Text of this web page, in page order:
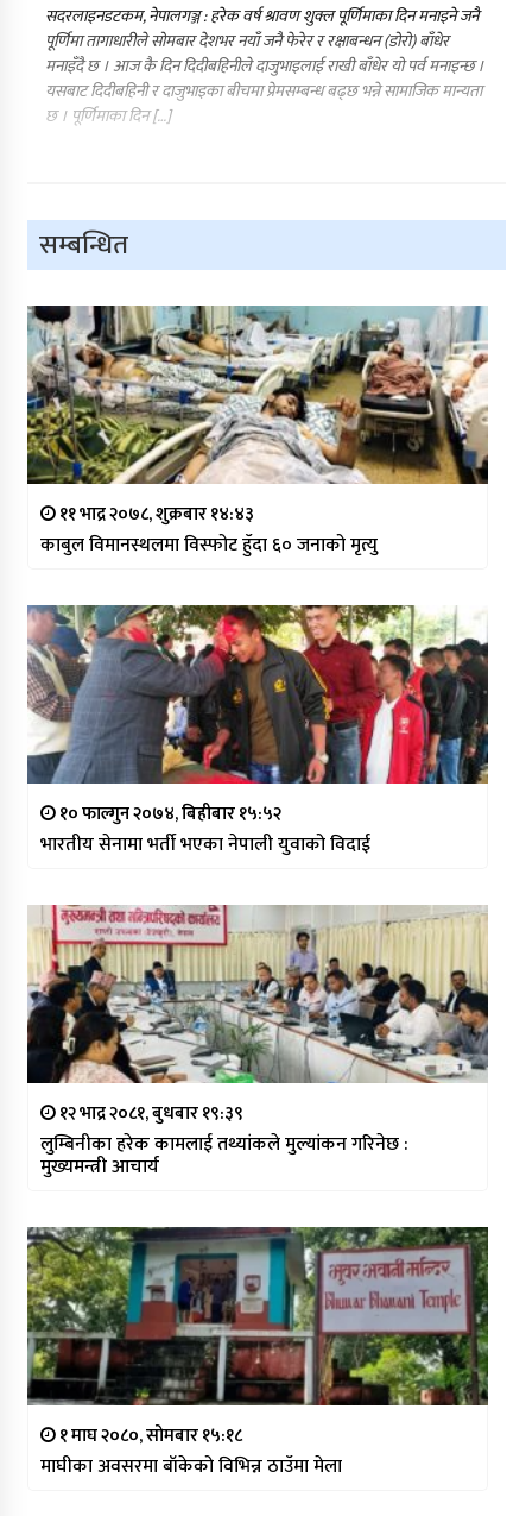
सदरलाइनडटकम, नेपालगञ्ज : हरेक वर्ष श्रावण शुक्ल पूर्णिमाका दिन मनाइने जनै
पूर्णिमा तागाधारीले सोमबार देशभर नयाँ जनै फेरेर र रक्षाबन्धन (डोरो) बाँधेर
मनाइँदै छ । आज कै दिन दिदीबहिनीले दाजुभाइलाई राखी बाँधेर यो पर्व मनाइन्छ ।
यसबाट दिदीबहिनी र दाजुभाइका बीचमा प्रेमसम्बन्ध बढ्छ भन्ने सामाजिक मान्यता
छ । पूर्णिमाका दिन […]
सम्बन्धित
११ भाद्र २०७८, शुक्रबार १४:४३
काबुल विमानस्थलमा विस्फोट हुँदा ६० जनाको मृत्यु
१० फाल्गुन २०७४, बिहीबार १५:५२
भारतीय सेनामा भर्ती भएका नेपाली युवाको विदाई
१२ भाद्र २०८१, बुधबार १९:३९
लुम्बिनीका हरेक कामलाई तथ्यांकले मुल्यांकन गरिनेछ :
मुख्यमन्त्री आचार्य
१ माघ २०८०, सोमबार १५:१८
माघीका अवसरमा बाँकेको विभिन्न ठाउँमा मेला